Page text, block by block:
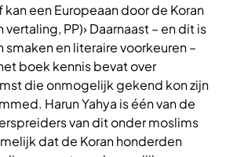
een Europeaan door de Koran
vertaling, PP)› Daarnaast – en dit is
en literaire voorkeuren –
boek kennis bevat over
die onmogelijk gekend kon zijn
Harun Yahya is één van de
van dit onder moslims
dat de Koran honderden